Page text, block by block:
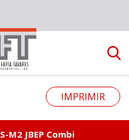
IMPRIMIR
M2 JBEP Combi